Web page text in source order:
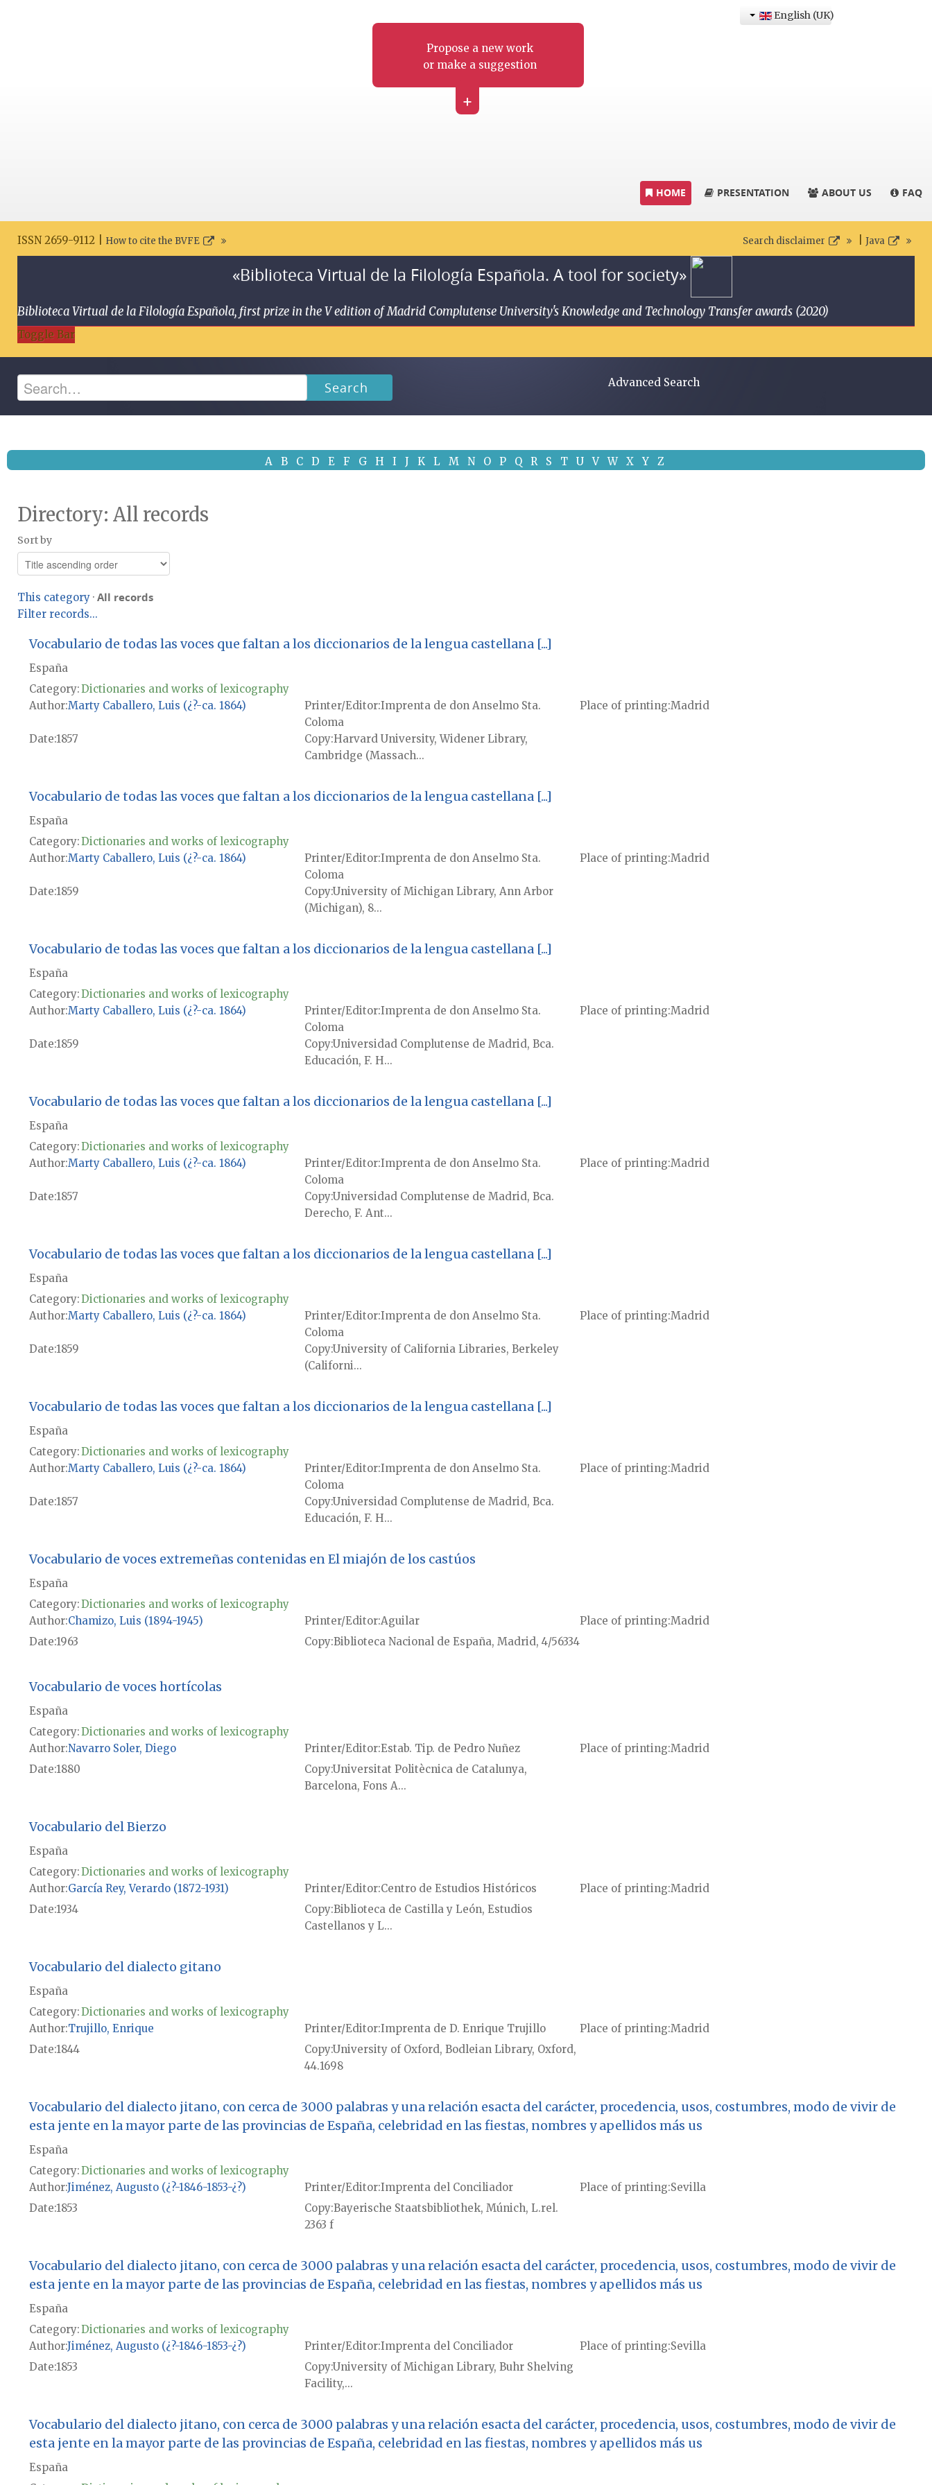
Propose a new work
or make a suggestion
+
English (UK)
HOME PRESENTATION ABOUT US FAQ
ISSN 2659-9112 | How to cite the BVFE Search disclaimer Java
«Biblioteca Virtual de la Filología Española. A tool for society»
Biblioteca Virtual de la Filología Española, first prize in the V edition of Madrid Complutense University's Knowledge and Technology Transfer awards (2020)
Toggle Bar
Search Advanced Search
A B C D E F G H I J K L M N O P Q R S T U V W X Y Z
Directory: All records
Sort by
This category · All records
Filter records...
Vocabulario de todas las voces que faltan a los diccionarios de la lengua castellana [...]
España
Category:Dictionaries and works of lexicography
Author Marty Caballero, Luis (¿?-ca. 1864) Printer/Editor Imprenta de don Anselmo Sta.
Coloma
Place of printing Madrid
Date1857 Copy Harvard University, Widener Library,
Cambridge (Massach...
Vocabulario de todas las voces que faltan a los diccionarios de la lengua castellana [...]
España
Category:Dictionaries and works of lexicography
Author Marty Caballero, Luis (¿?-ca. 1864) Printer/Editor Imprenta de don Anselmo Sta.
Coloma
Place of printing Madrid
Date1859 CopyUniversity of Michigan Library, Ann Arbor
(Michigan), 8...
Vocabulario de todas las voces que faltan a los diccionarios de la lengua castellana [...]
España
Category:Dictionaries and works of lexicography
Author Marty Caballero, Luis (¿?-ca. 1864) Printer/Editor Imprenta de don Anselmo Sta.
Coloma
Place of printing Madrid
Date1859 CopyUniversidad Complutense de Madrid, Bca.
Educación, F. H...
Vocabulario de todas las voces que faltan a los diccionarios de la lengua castellana [...]
España
Category:Dictionaries and works of lexicography
Author Marty Caballero, Luis (¿?-ca. 1864) Printer/Editor Imprenta de don Anselmo Sta.
Coloma
Place of printing Madrid
Date1857 CopyUniversidad Complutense de Madrid, Bca.
Derecho, F. Ant...
Vocabulario de todas las voces que faltan a los diccionarios de la lengua castellana [...]
España
Category:Dictionaries and works of lexicography
Author Marty Caballero, Luis (¿?-ca. 1864) Printer/Editor Imprenta de don Anselmo Sta.
Coloma
Place of printing Madrid
Date1859 CopyUniversity of California Libraries, Berkeley
(Californi...
Vocabulario de todas las voces que faltan a los diccionarios de la lengua castellana [...]
España
Category:Dictionaries and works of lexicography
Author Marty Caballero, Luis (¿?-ca. 1864) Printer/Editor Imprenta de don Anselmo Sta.
Coloma
Place of printing Madrid
Date1857 CopyUniversidad Complutense de Madrid, Bca.
Educación, F. H...
Vocabulario de voces extremeñas contenidas en El miajón de los castúos
España
Category:Dictionaries and works of lexicography
Author Chamizo, Luis (1894-1945) Printer/Editor Aguilar Place of printing Madrid
Date1963 Copy Biblioteca Nacional de España, Madrid, 4/56334
Vocabulario de voces hortícolas
España
Category:Dictionaries and works of lexicography
Author Navarro Soler, Diego Printer/Editor Estab. Tip. de Pedro Nuñez Place of printing Madrid
Date1880 CopyUniversitat Politècnica de Catalunya,
Barcelona, Fons A...
Vocabulario del Bierzo
España
Category:Dictionaries and works of lexicography
Author García Rey, Verardo (1872-1931) Printer/Editor Centro de Estudios Históricos Place of printing Madrid
Date1934 Copy Biblioteca de Castilla y León, Estudios
Castellanos y L...
Vocabulario del dialecto gitano
España
Category:Dictionaries and works of lexicography
Author Trujillo, Enrique Printer/Editor Imprenta de D. Enrique Trujillo Place of printing Madrid
Date1844 CopyUniversity of Oxford, Bodleian Library, Oxford,
44.1698
Vocabulario del dialecto jitano, con cerca de 3000 palabras y una relación esacta del carácter, procedencia, usos, costumbres, modo de vivir de
esta jente en la mayor parte de las provincias de España, celebridad en las fiestas, nombres y apellidos más us
España
Category:Dictionaries and works of lexicography
AuthorJiménez, Augusto (¿?-1846-1853-¿?) Printer/Editor Imprenta del Conciliador Place of printing Sevilla
Date1853 Copy Bayerische Staatsbibliothek, Múnich, L.rel.
2363 f
Vocabulario del dialecto jitano, con cerca de 3000 palabras y una relación esacta del carácter, procedencia, usos, costumbres, modo de vivir de
esta jente en la mayor parte de las provincias de España, celebridad en las fiestas, nombres y apellidos más us
España
Category:Dictionaries and works of lexicography
AuthorJiménez, Augusto (¿?-1846-1853-¿?) Printer/Editor Imprenta del Conciliador Place of printing Sevilla
Date1853 CopyUniversity of Michigan Library, Buhr Shelving
Facility,...
Vocabulario del dialecto jitano, con cerca de 3000 palabras y una relación esacta del carácter, procedencia, usos, costumbres, modo de vivir de
esta jente en la mayor parte de las provincias de España, celebridad en las fiestas, nombres y apellidos más us
España